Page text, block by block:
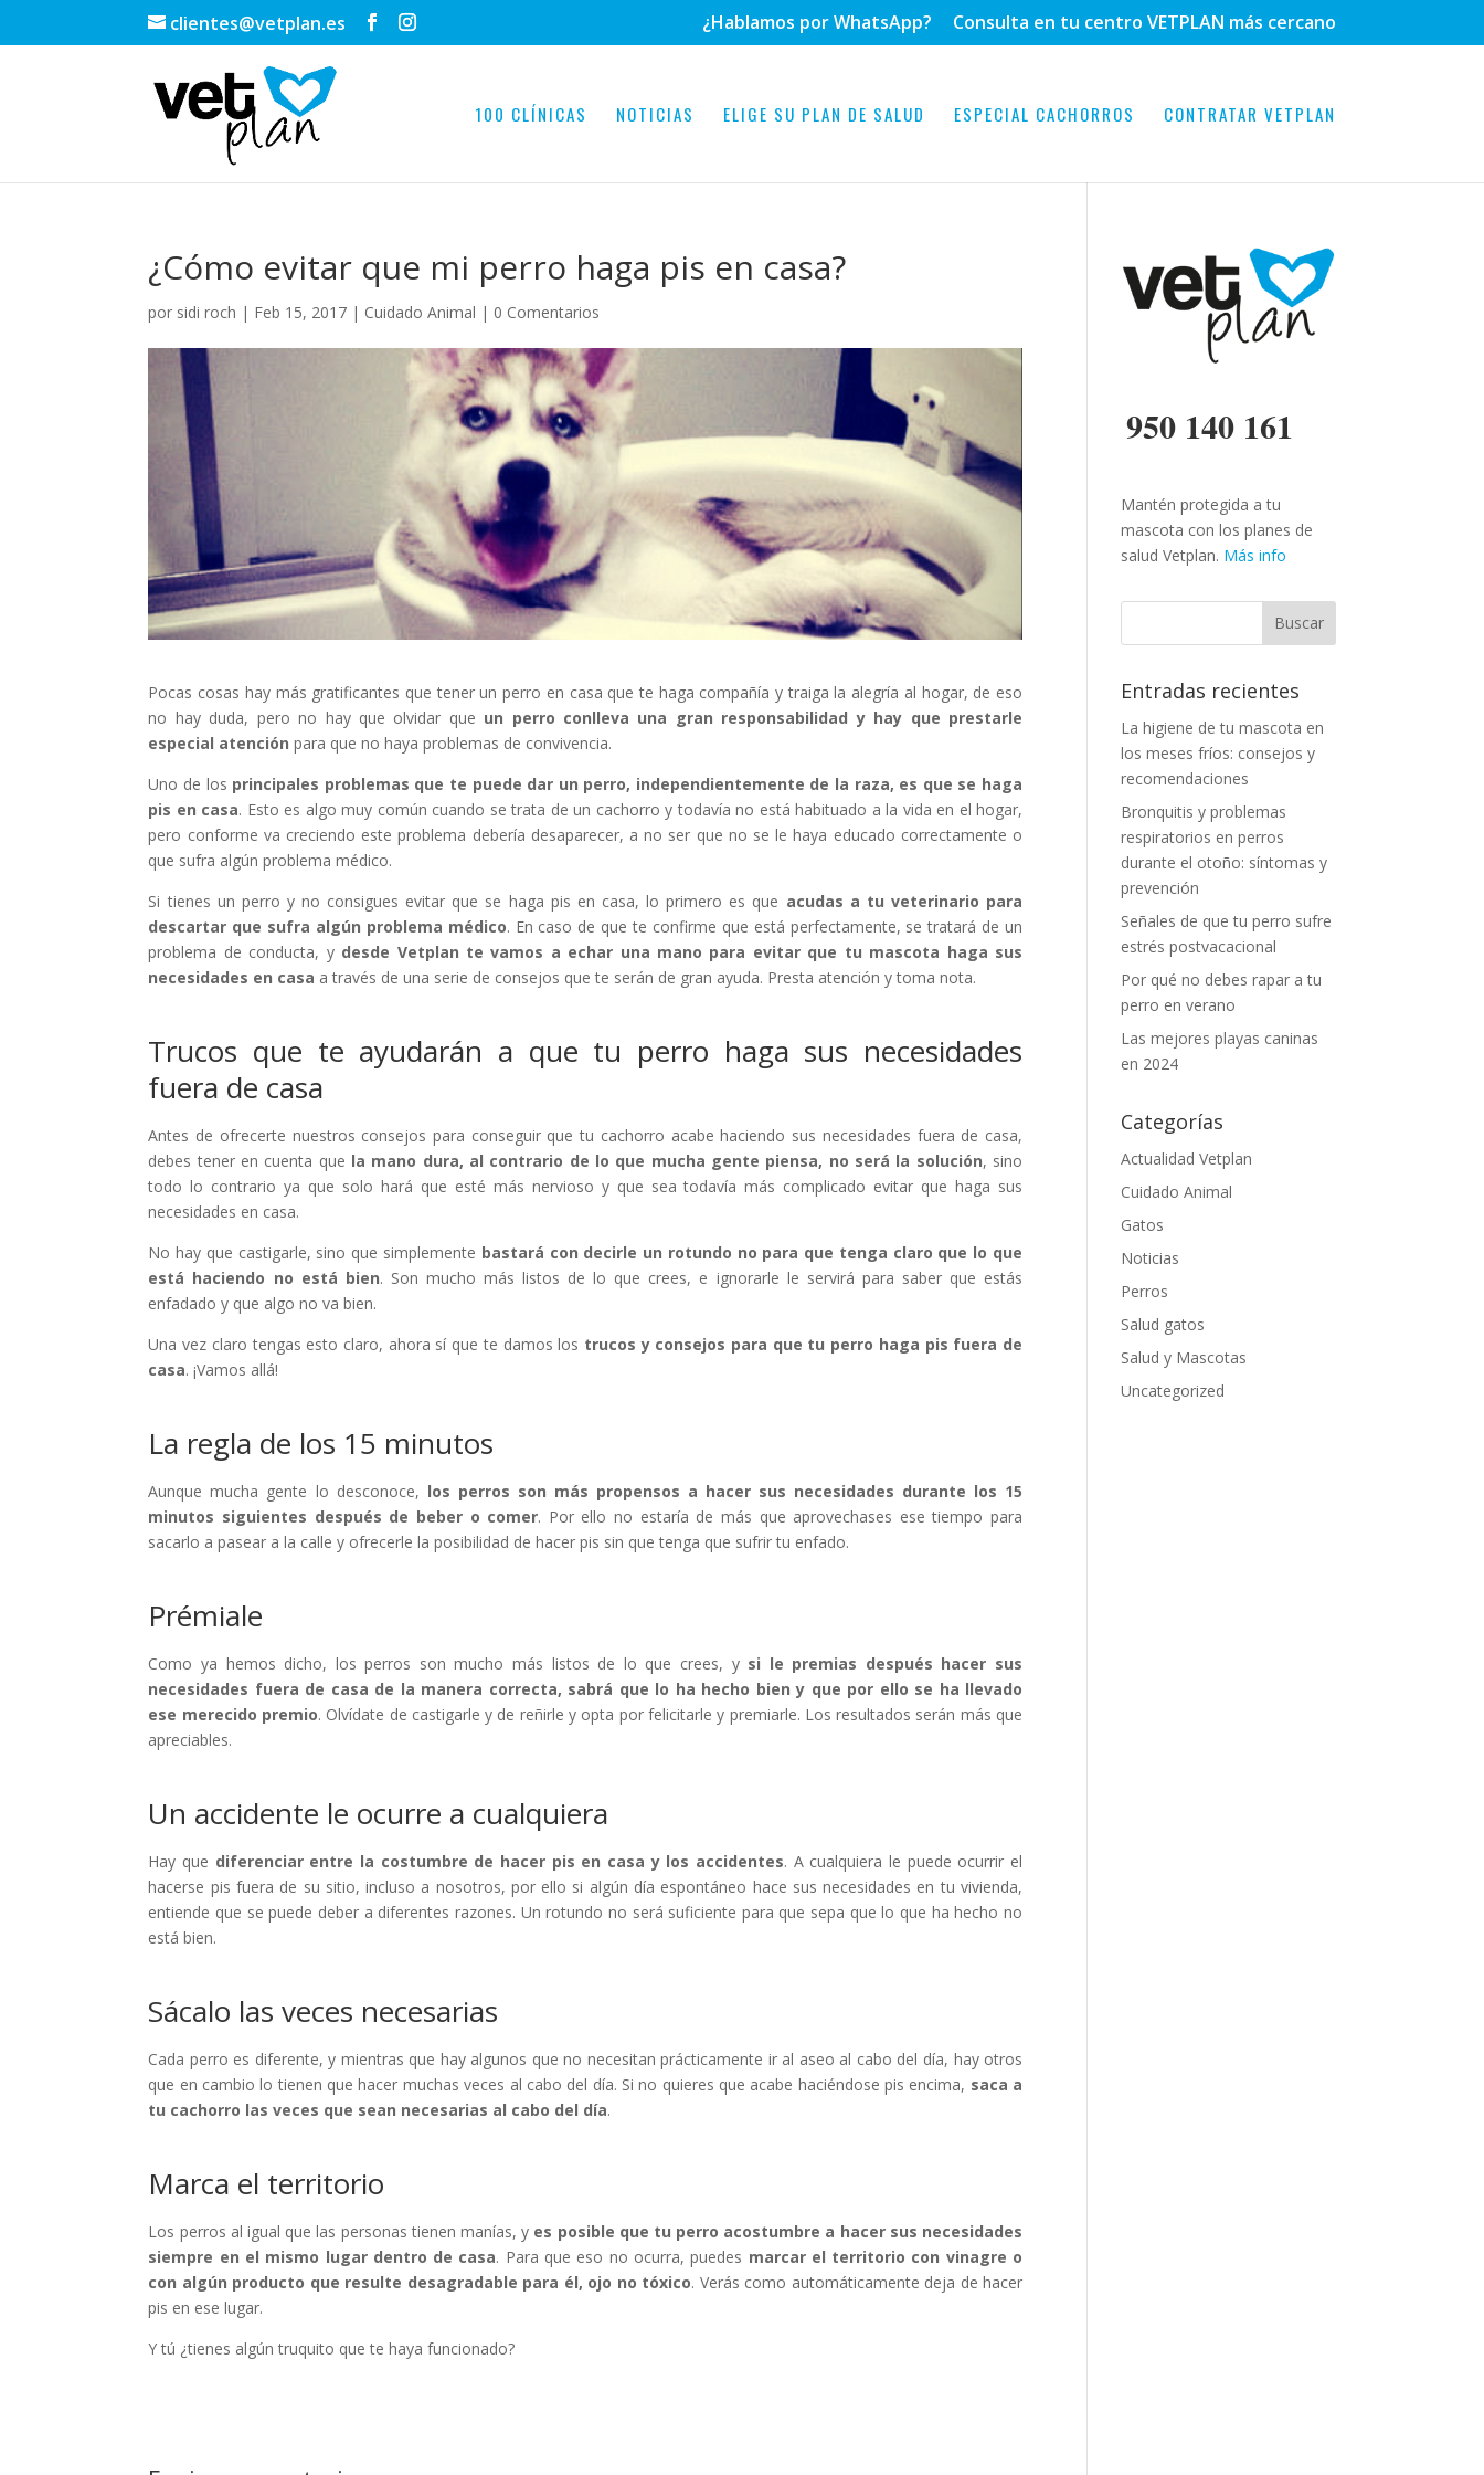
clientes@vetplan.es ¿Hablamos por WhatsApp? Consulta en tu centro VETPLAN más cercano
100 CLÍNICAS NOTICIAS ELIGE SU PLAN DE SALUD ESPECIAL CACHORROS CONTRATAR VETPLAN
¿Cómo evitar que mi perro haga pis en casa?
por sidi roch | Feb 15, 2017 | Cuidado Animal | 0 Comentarios
Pocas cosas hay más gratificantes que tener un perro en casa que te haga compañía y traiga la alegría al hogar, de eso
no hay duda, pero no hay que olvidar que un perro conlleva una gran responsabilidad y hay que prestarle
especial atención para que no haya problemas de convivencia.
Uno de los principales problemas que te puede dar un perro, independientemente de la raza, es que se haga
pis en casa. Esto es algo muy común cuando se trata de un cachorro y todavía no está habituado a la vida en el hogar,
pero conforme va creciendo este problema debería desaparecer, a no ser que no se le haya educado correctamente o
que sufra algún problema médico.
Si tienes un perro y no consigues evitar que se haga pis en casa, lo primero es que acudas a tu veterinario para
descartar que sufra algún problema médico. En caso de que te confirme que está perfectamente, se tratará de un
problema de conducta, y desde Vetplan te vamos a echar una mano para evitar que tu mascota haga sus
necesidades en casa a través de una serie de consejos que te serán de gran ayuda. Presta atención y toma nota.
Trucos que te ayudarán a que tu perro haga sus necesidades
fuera de casa
Antes de ofrecerte nuestros consejos para conseguir que tu cachorro acabe haciendo sus necesidades fuera de casa,
debes tener en cuenta que la mano dura, al contrario de lo que mucha gente piensa, no será la solución, sino
todo lo contrario ya que solo hará que esté más nervioso y que sea todavía más complicado evitar que haga sus
necesidades en casa.
No hay que castigarle, sino que simplemente bastará con decirle un rotundo no para que tenga claro que lo que
está haciendo no está bien. Son mucho más listos de lo que crees, e ignorarle le servirá para saber que estás
enfadado y que algo no va bien.
Una vez claro tengas esto claro, ahora sí que te damos los trucos y consejos para que tu perro haga pis fuera de
casa. ¡Vamos allá!
La regla de los 15 minutos
Aunque mucha gente lo desconoce, los perros son más propensos a hacer sus necesidades durante los 15
minutos siguientes después de beber o comer. Por ello no estaría de más que aprovechases ese tiempo para
sacarlo a pasear a la calle y ofrecerle la posibilidad de hacer pis sin que tenga que sufrir tu enfado.
Prémiale
Como ya hemos dicho, los perros son mucho más listos de lo que crees, y si le premias después hacer sus
necesidades fuera de casa de la manera correcta, sabrá que lo ha hecho bien y que por ello se ha llevado
ese merecido premio. Olvídate de castigarle y de reñirle y opta por felicitarle y premiarle. Los resultados serán más que
apreciables.
Un accidente le ocurre a cualquiera
Hay que diferenciar entre la costumbre de hacer pis en casa y los accidentes. A cualquiera le puede ocurrir el
hacerse pis fuera de su sitio, incluso a nosotros, por ello si algún día espontáneo hace sus necesidades en tu vivienda,
entiende que se puede deber a diferentes razones. Un rotundo no será suficiente para que sepa que lo que ha hecho no
está bien.
Sácalo las veces necesarias
Cada perro es diferente, y mientras que hay algunos que no necesitan prácticamente ir al aseo al cabo del día, hay otros
que en cambio lo tienen que hacer muchas veces al cabo del día. Si no quieres que acabe haciéndose pis encima, saca a
tu cachorro las veces que sean necesarias al cabo del día.
Marca el territorio
Los perros al igual que las personas tienen manías, y es posible que tu perro acostumbre a hacer sus necesidades
siempre en el mismo lugar dentro de casa. Para que eso no ocurra, puedes marcar el territorio con vinagre o
con algún producto que resulte desagradable para él, ojo no tóxico. Verás como automáticamente deja de hacer
pis en ese lugar.
Y tú ¿tienes algún truquito que te haya funcionado?
950 140 161
Mantén protegida a tu
mascota con los planes de
salud Vetplan. Más info
Entradas recientes
La higiene de tu mascota en
los meses fríos: consejos y
recomendaciones
Bronquitis y problemas
respiratorios en perros
durante el otoño: síntomas y
prevención
Señales de que tu perro sufre
estrés postvacacional
Por qué no debes rapar a tu
perro en verano
Las mejores playas caninas
en 2024
Categorías
Actualidad Vetplan
Cuidado Animal
Gatos
Noticias
Perros
Salud gatos
Salud y Mascotas
Uncategorized